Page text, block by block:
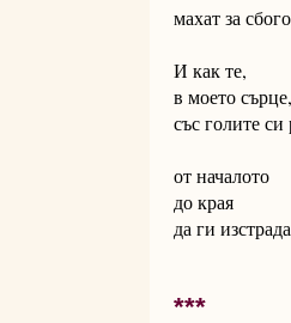
махат за
И как те,
в моето сърце,
със голите
от началото
до края
да ги
***